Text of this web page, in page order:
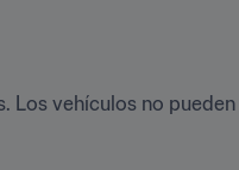
vehículos no